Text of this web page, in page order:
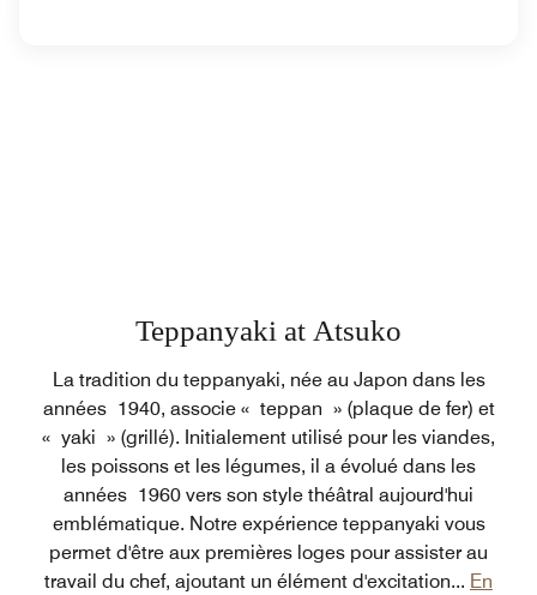
Teppanyaki at Atsuko
La tradition du teppanyaki, née au Japon dans les
années 1940, associe « teppan » (plaque de fer) et
« yaki » (grillé). Initialement utilisé pour les viandes,
les poissons et les légumes, il a évolué dans les
années 1960 vers son style théâtral aujourd'hui
emblématique. Notre expérience teppanyaki vous
permet d'être aux premières loges pour assister au
travail du chef, ajoutant un élément d'excitation... En